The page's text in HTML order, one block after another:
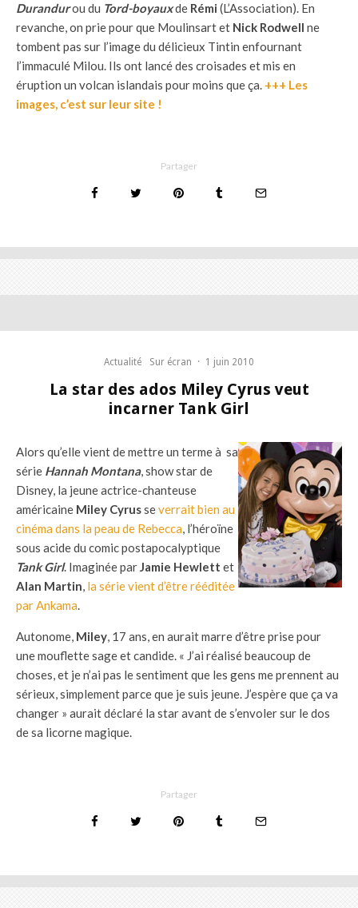
Durandurou du Tord-boyauxde Rémi (L’Association). En
revanche, on prie pour que Moulinsart et Nick Rodwell ne
tombent pas sur l’image du délicieux Tintin enfournant
l’immaculé Milou. Ils ont lancé des croisades et mis en
éruption un volcan islandais pour moins que ça. +++ Les
images, c’est sur leur site !
Partager
Actualité Sur écran · 1 juin 2010
La star des ados Miley Cyrus veut
incarner Tank Girl
Alors qu’elle vient de mettre un terme à sa
série Hannah Montana, show star de
Disney, la jeune actrice-chanteuse
américaine Miley Cyrusseverrait bien au
cinéma dans la peau de Rebecca, l’héroïne
sous acide du comic postapocalyptique
Tank Girl. Imaginée parJamie Hewlett et
Alan Martin, la série vient d’être rééditée
par Ankama.
Autonome, Miley, 17 ans, en aurait marre d’être prise pour
une mouflette sage et candide. « J’ai réalisé beaucoup de
choses, et je n’ai pas le sentiment que les gens me prennent au
sérieux, simplement parce que je suis jeune. J’espère que ça va
changer » aurait déclaré la star avant de s’envoler sur le dos
de sa licorne magique.
Partager